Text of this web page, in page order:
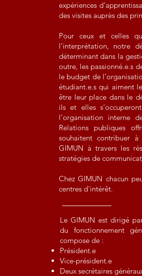
expériences
des visites auprès des
Pour ceux et celles
l’interprétation, notre
déterminant dans la
outre, les passionné.e.s
le budget de
étudiant.e.s qui aiment
être leur place dans le
ils et elles
l’organisation interne
Relations publiques
souhaitent contribuer
GIMUN à travers les
stratégies de
Chez GIMUN chacun
centres d'intérêt.
Le GIMUN est dirigé
du fonctionnement
compose de :
Président.e
Vice-président.e
Deux secrétaires